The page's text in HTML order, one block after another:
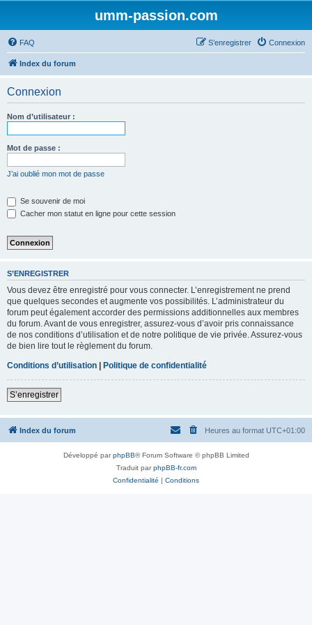
umm-passion.com
FAQ Connexion
S’enregistrer
Index du forum
Connexion
Nom d’utilisateur :
Mot de passe :
J’ai oublié mon mot de passe
Se souvenir de moi
Cacher mon statut en ligne pour cette session
S’ENREGISTRER
Vous devez être enregistré pour vous connecter. L’enregistrement ne prend
que quelques secondes et augmente vos possibilités. L’administrateur du
forum peut également accorder des permissions additionnelles aux membres
du forum. Avant de vous enregistrer, assurez-vous d’avoir pris connaissance
de nos conditions d’utilisation et de notre politique de vie privée. Assurez-vous
de bien lire tout le règlement du forum.
Conditions d’utilisation | Politique de confidentialité
S’enregistrer
Index du forum Heures au format UTC+01:00
Développé parphpBB® Forum Software © phpBB Limited
Traduit parphpBB-fr.com
Confidentialité | Conditions